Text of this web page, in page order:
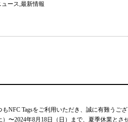
ュース,最新情報
もNFC Tagsをご利用いただき、誠に有難う
）〜2024年8月18日（日）まで、夏季休業と